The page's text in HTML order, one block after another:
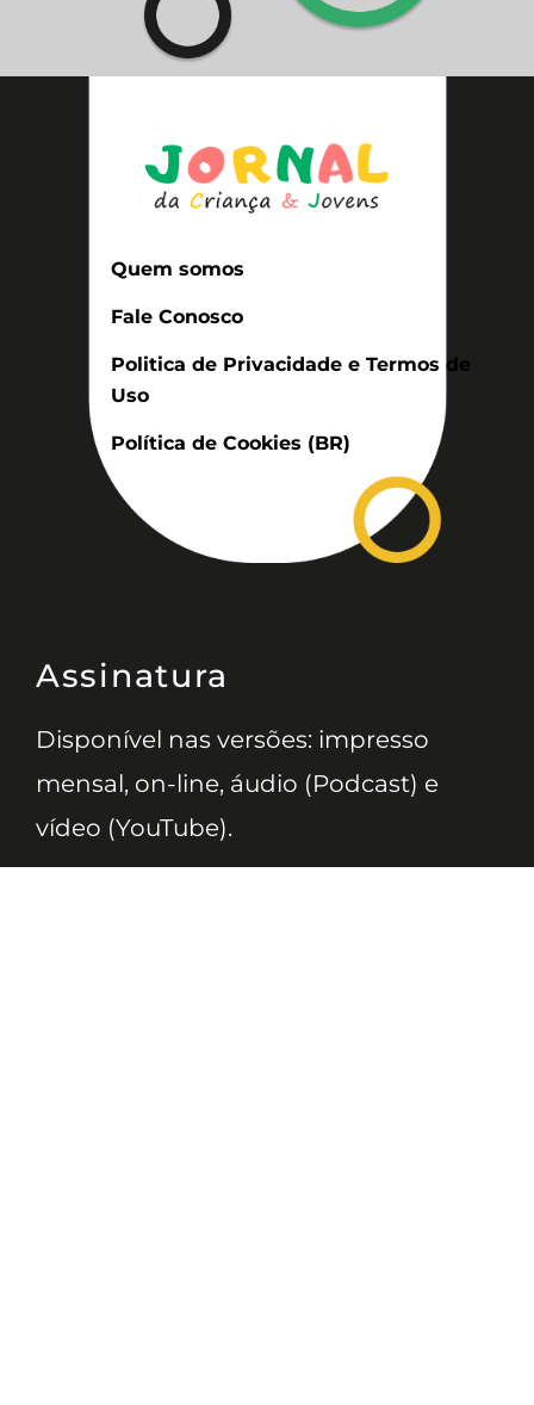
Quem somos
Fale Conosco
Politica de Privacidade e Termos de
Uso
Política de Cookies (BR)
Assinatura
Disponível nas versões: impresso
mensal, on-line, áudio (Podcast) e
vídeo (YouTube).